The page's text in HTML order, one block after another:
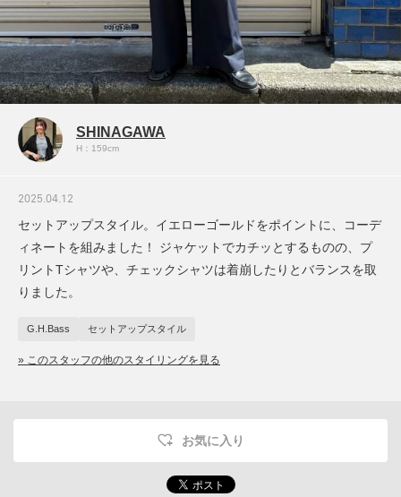
SHINAGAWA
H：159cm
2025.04.12
セットアップスタイル。イエローゴールドをポイントに、コーデ
ィネートを組みました！ ジャケットでカチッとするものの、プ
リントTシャツや、チェックシャツは着崩したりとバランスを取
りました。
G.H.Bass セットアップスタイル
» このスタッフの他のスタイリングを見る
お気に入り